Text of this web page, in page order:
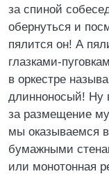
за спиной
обернуться и
пялится он! А
глазками-
в оркестре
длинноносый! Ну
за размещение
мы оказываемся в
бумажными
или монотонная